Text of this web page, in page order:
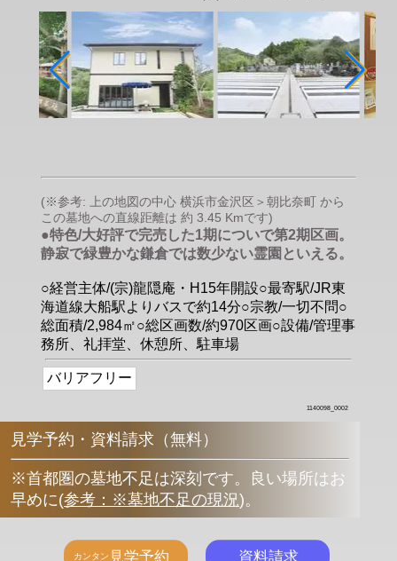
(※参考: 上の地図の中心 横浜市金沢区＞朝比奈町 から
この墓地への直線距離は 約 3.45 Kmです)
●特色/大好評で完売した1期についで第2期区画。
静寂で緑豊かな鎌倉では数少ない霊園といえる。
○経営主体/(宗)龍隠庵・H15年開設○最寄駅/JR東
海道線大船駅よりバスで約14分○宗教/一切不問○
総面積/2,984㎡○総区画数/約970区画○設備/管理事
務所、礼拝堂、休憩所、駐車場
バリアフリー
1140098_0002
見学予約・資料請求（無料）
※首都圏の墓地不足は深刻です。良い場所はお
早めに(参考：※墓地不足の現況)。